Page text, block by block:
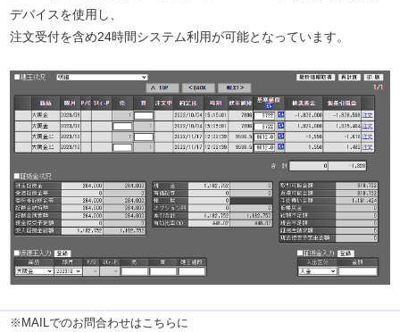
デバイスを使用し、
注文受付を含め24時間システム利用が可能となっています。
※MAILでのお問合わせはこちらに